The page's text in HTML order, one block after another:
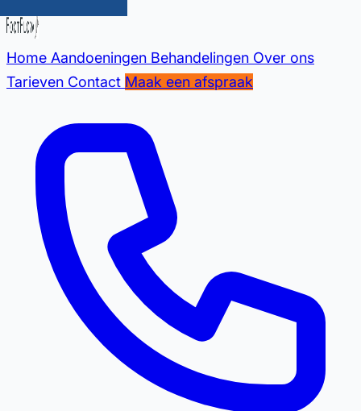
Home Aandoeningen Behandelingen Over ons
Tarieven Contact Maak een afspraak